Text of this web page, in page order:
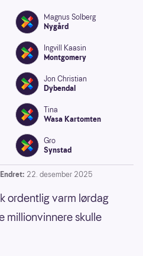
Magnus Solberg
Nygård
Ingvill Kaasin
Montgomery
Jon Christian
Dybendal
Tina
Wasa Kartomten
Gro
Synstad
Endret: 22. desember 2025
ordentlig varm lørdag
millionvinnere skulle